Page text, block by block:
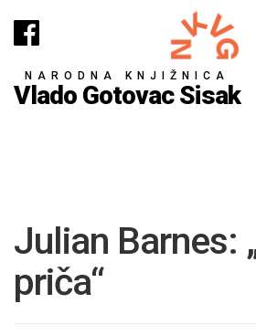
NARODNA KNJIŽNICA
Vlado Gotovac Sisak
Julian Barnes:
priča“